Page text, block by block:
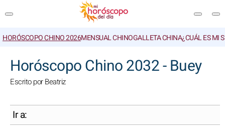
HORÓSCOPO CHINO 2026MENSUAL CHINOGALLETA CHINA¿CUÁL ES MI
Horóscopo Chino 2032 - Buey
Escrito por Beatriz
Ir a: